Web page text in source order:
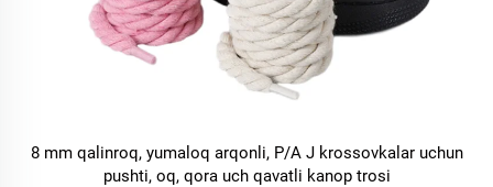
8 mm qalinroq, yumaloq arqonli, P/A J krossovkalar uchun
pushti, oq, qora uch qavatli kanop trosi